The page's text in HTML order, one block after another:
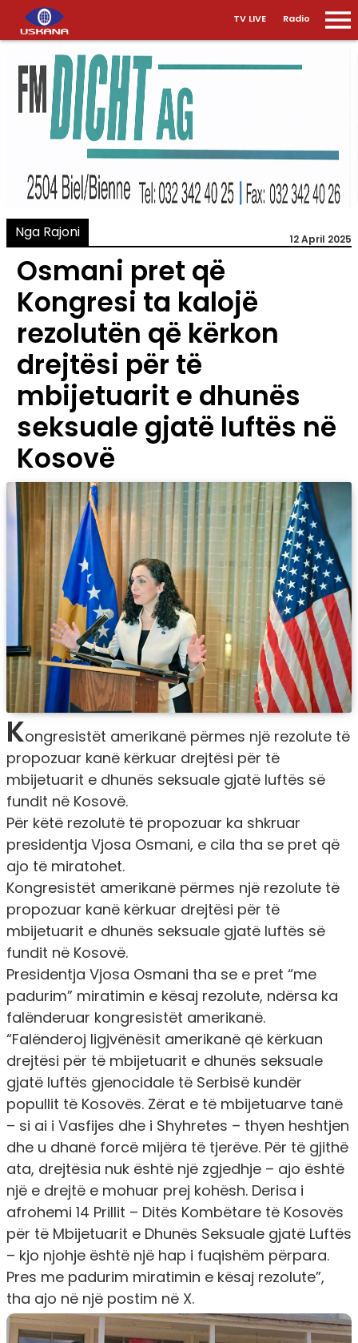
TV LIVE Radio
Nga Rajoni 12 April 2025
Osmani pret që
Kongresi ta kalojë
rezolutën që kërkon
drejtësi për të
mbijetuarit e dhunës
seksuale gjatë luftës në
Kosovë
Kongresistët amerikanë përmes një rezolute të
propozuar kanë kërkuar drejtësi për të
mbijetuarit e dhunës seksuale gjatë luftës së
fundit në Kosovë.
Për këtë rezolutë të propozuar ka shkruar
presidentja Vjosa Osmani, e cila tha se pret që
ajo të miratohet.
Kongresistët amerikanë përmes një rezolute të
propozuar kanë kërkuar drejtësi për të
mbijetuarit e dhunës seksuale gjatë luftës së
fundit në Kosovë.
Presidentja Vjosa Osmani tha se e pret “me
padurim” miratimin e kësaj rezolute, ndërsa ka
falënderuar kongresistët amerikanë.
“Falënderoj ligjvënësit amerikanë që kërkuan
drejtësi për të mbijetuarit e dhunës seksuale
gjatë luftës gjenocidale të Serbisë kundër
popullit të Kosovës. Zërat e të mbijetuarve tanë
– si ai i Vasfijes dhe i Shyhretes – thyen heshtjen
dhe u dhanë forcë mijëra të tjerëve. Për të gjithë
ata, drejtësia nuk është një zgjedhje – ajo është
një e drejtë e mohuar prej kohësh. Derisa i
afrohemi 14 Prillit – Ditës Kombëtare të Kosovës
për të Mbijetuarit e Dhunës Seksuale gjatë Luftës
– kjo njohje është një hap i fuqishëm përpara.
Pres me padurim miratimin e kësaj rezolute”,
tha ajo në një postim në X.